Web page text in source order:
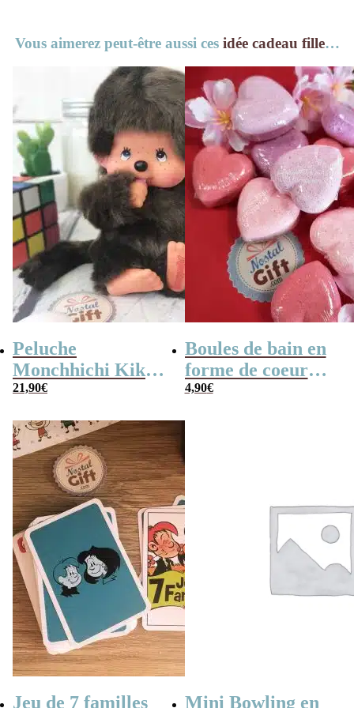
Vous aimerez peut-être aussi ces idée cadeau fille…
Peluche
Monchhichi Kiki
l’original (20 cm)
21,90€
Boules de bain en
forme de coeur
x10
4,90€
Jeu de 7 familles
Mini Bowling en